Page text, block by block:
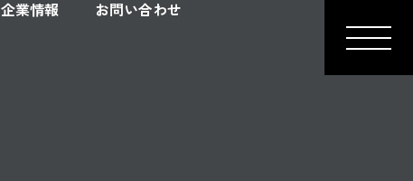
企業情報 お問い合わせ
ＬＩＮＥお問い合わせ